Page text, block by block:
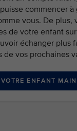
commencer à
vous. De plus,
de votre enfant
échanger plus
de vos prochaines
ENFANT